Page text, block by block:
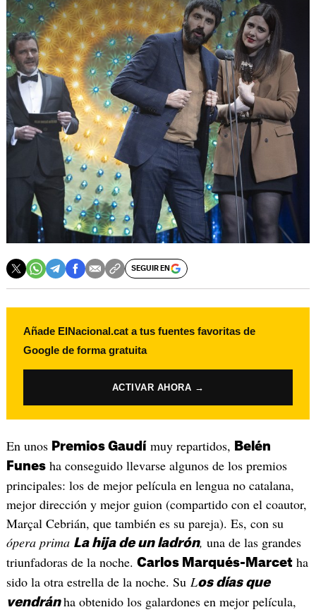
SEGUIR EN
Añade ElNacional.cat a tus fuentes favoritas de
Google de forma gratuita
ACTIVAR AHORA →
En unos Premios Gaudímuy repartidos, Belén
Funesha conseguido llevarse algunos de los premios
principales: los de mejor película en lengua no catalana,
mejor dirección y mejor guion (compartido con el coautor,
Marçal Cebrián, que también es su pareja). Es, con su
ópera prima La hija de un ladrón, una de las grandes
triunfadoras de la noche. Carlos Marqués-Marcetha
sido la otra estrella de la noche. Su Los días que
vendrán ha obtenido los galardones en mejor película,